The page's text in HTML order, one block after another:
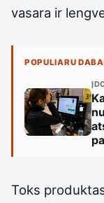
vasara ir
POPULIARU
Toks